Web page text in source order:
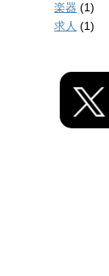
楽器 (1)
求人 (1)